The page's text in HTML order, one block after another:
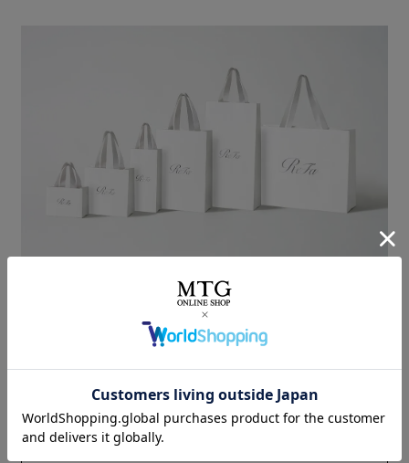
ReFa専用のオリジナルショッパーをご用意します。
ご注意
本商品は、有料のラッピングを施した商品となります。